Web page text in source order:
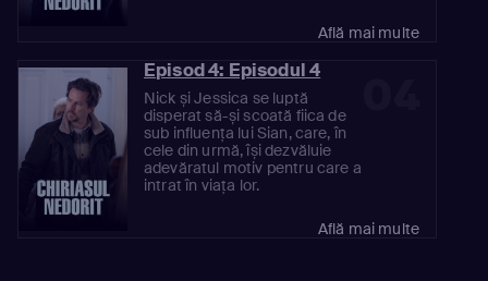
Află mai multe
Episod 4: Episodul 4
Nick și Jessica se luptă
disperat să-și scoată fiica de
sub influența lui Sian, care, în
cele din urmă, își dezvăluie
adevăratul motiv pentru care a
intrat în viața lor.
Află mai multe